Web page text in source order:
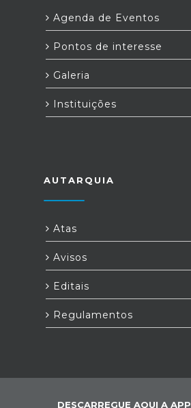
Agenda de Eventos
Pontos de interesse
Galeria
Instituições
AUTARQUIA
Atas
Avisos
Editais
Regulamentos
DESCARREGUE AQUI A APP